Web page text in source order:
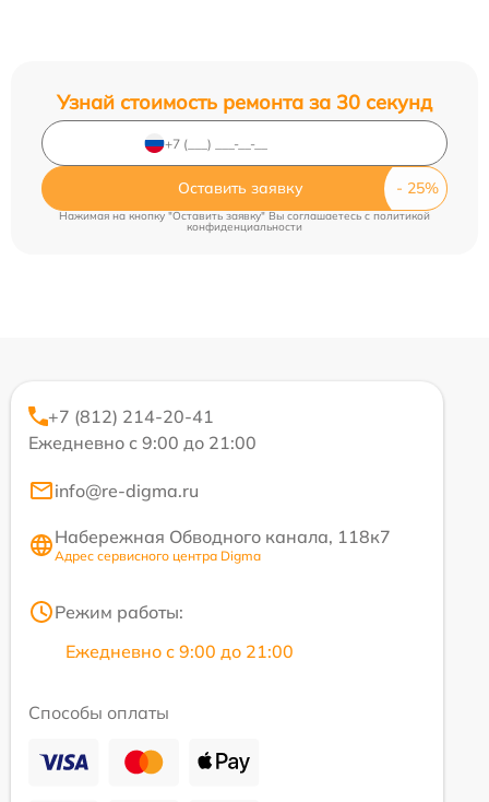
Узнай стоимость ремонта за 30 секунд
Оставить заявку
Нажимая на кнопку "Оставить заявку" Вы соглашаетесь c политикой
конфиденциальности
+7 (812) 214-20-41
Ежедневно с 9:00 до 21:00
info@re-digma.ru
Набережная Обводного канала, 118к7
Адрес сервисного центра Digma
Режим работы:
Ежедневно с 9:00 до 21:00
Способы оплаты